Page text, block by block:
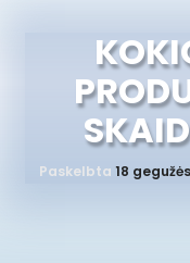
Paskelbta 18